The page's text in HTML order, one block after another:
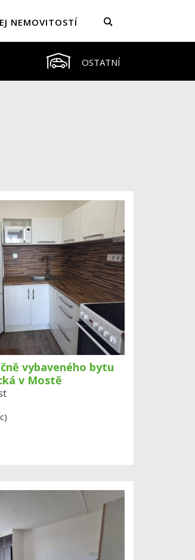
NEMOVITOSTÍ
OSTATNÍ
vybaveného bytu
v Mostě